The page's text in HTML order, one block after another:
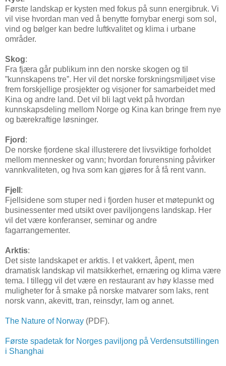
Første landskap er kysten med fokus på sunn energibruk. Vi
vil vise hvordan man ved å benytte fornybar energi som sol,
vind og bølger kan bedre luftkvalitet og klima i urbane
områder.
Skog:
Fra fjæra går publikum inn den norske skogen og til
”kunnskapens tre”. Her vil det norske forskningsmiljøet vise
frem forskjellige prosjekter og visjoner for samarbeidet med
Kina og andre land. Det vil bli lagt vekt på hvordan
kunnskapsdeling mellom Norge og Kina kan bringe frem nye
og bærekraftige løsninger.
Fjord :
De norske fjordene skal illusterere det livsviktige forholdet
mellom mennesker og vann; hvordan forurensning påvirker
vannkvaliteten, og hva som kan gjøres for å få rent vann.
Fjell :
Fjellsidene som stuper ned i fjorden huser et møtepunkt og
businessenter med utsikt over paviljongens landskap. Her
vil det være konferanser, seminar og andre
fagarrangementer.
Arktis:
Det siste landskapet er arktis. I et vakkert, åpent, men
dramatisk landskap vil matsikkerhet, ernæring og klima være
tema. I tillegg vil det være en restaurant av høy klasse med
muligheter for å smake på norske matvarer som laks, rent
norsk vann, akevitt, tran, reinsdyr, lam og annet.
The Nature of Norway (PDF).
Første spadetak for Norges paviljong på Verdensutstillingen
i Shanghai